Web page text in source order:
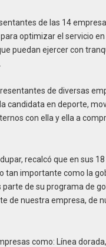
de las 14
optimizar el servicio en
puedan ejercer con
de diversas
candidata en deporte,
con ella y ella a
recalcó que en sus
tan importante como la
de su programa de
de nuestra empresa, de
como: Línea